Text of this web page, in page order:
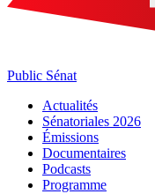
Public Sénat
Actualités
Sénatoriales 2026
Émissions
Documentaires
Podcasts
Programme